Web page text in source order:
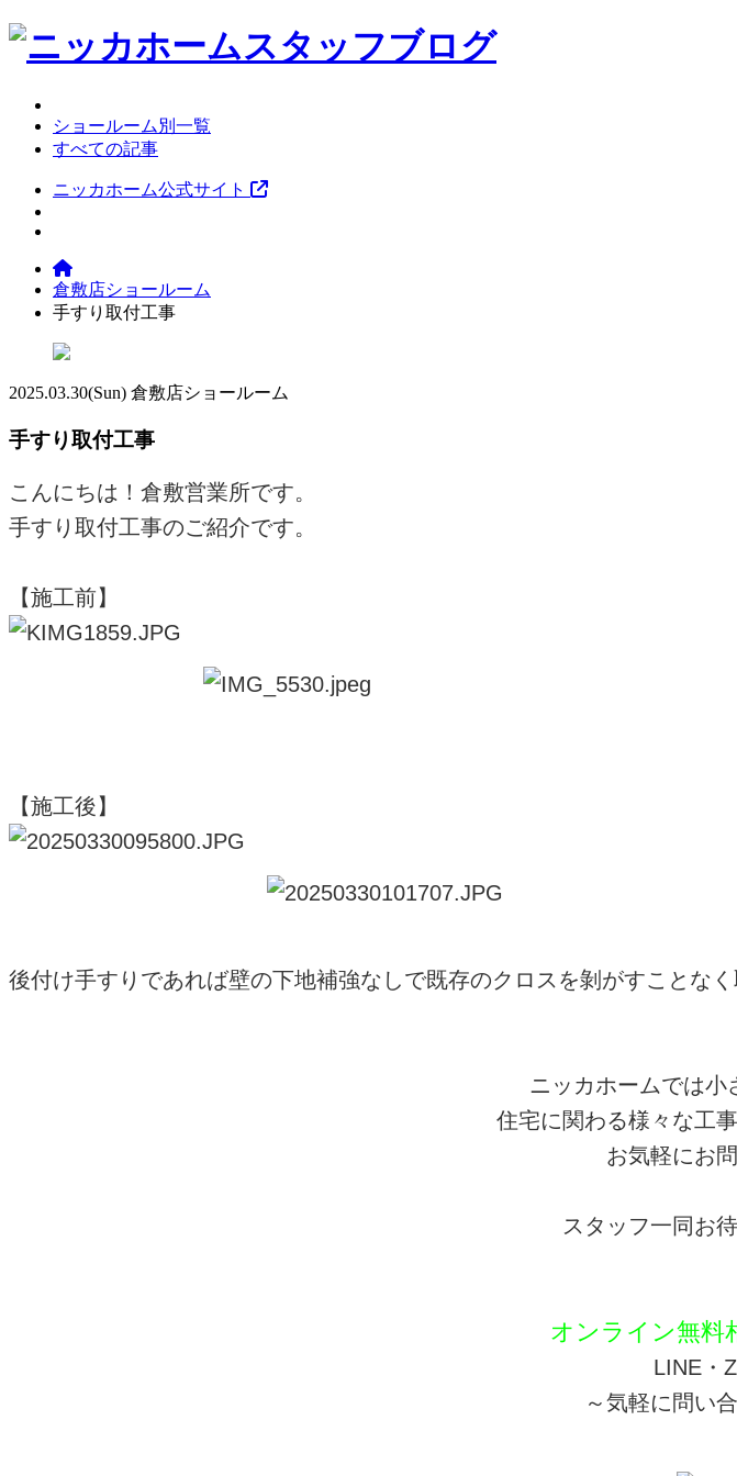
ショールーム別一覧
すべての記事
ニッカホーム公式サイト
倉敷店ショールーム
手すり取付工事
2025.03.30(Sun) 倉敷店ショールーム
手すり取付工事
こんにちは！倉敷営業所です。
手すり取付工事のご紹介です。
【施工前】
【施工後】
後付け手すりであれば壁の下地補強なしで既存のクロスを剝がすことなく
ニッカホームでは小
住宅に関わる様々な工
お気軽にお
スタッフ一同お
オンライン無料
LINE・
～気軽に問い